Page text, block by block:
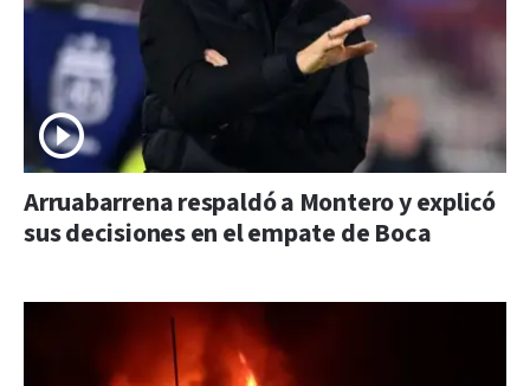
Arruabarrena respaldó a Montero y explicó
sus decisiones en el empate de Boca